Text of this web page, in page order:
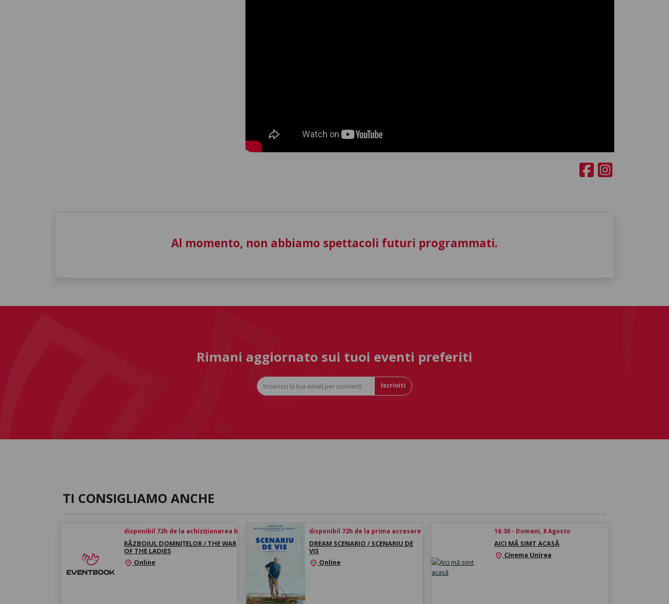
Al momento, non abbiamo spettacoli futuri programmati.
Rimani aggiornato sui tuoi eventi preferiti
Iscriviti
TI CONSIGLIAMO ANCHE
disponibil 72h de la achiziționarea biletului
RĂZBOIUL DOMNIȚELOR / THE WAR
OF THE LADIES
location_on Online
disponibil 72h de la prima accesare
DREAM SCENARIO / SCENARIU DE
VIS
location_on Online
16:30 - Domani, 8 Agosto
AICI MĂ SIMT ACASĂ
location_on Cinema Unirea